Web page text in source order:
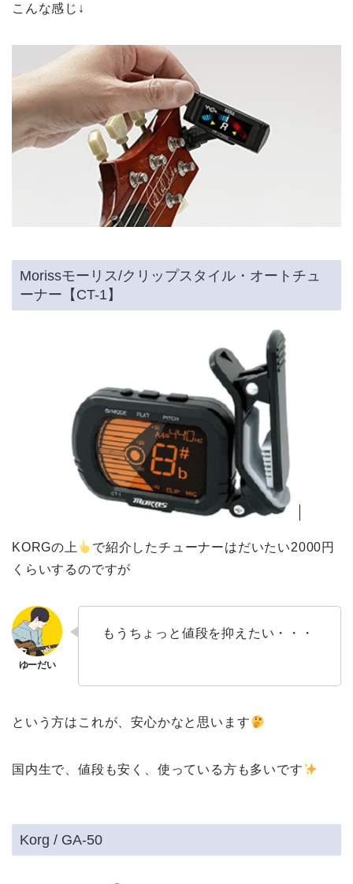
こんな感じ↓
Morissモーリス/クリップスタイル・オートチュ
ーナー【CT-1】
KORGの上
で紹介したチューナーはだいたい2000円
くらいするのですが
もうちょっと値段を抑えたい・・・
という方はこれが、安心かなと思います
国内生で、値段も安く、使っている方も多いです
Korg / GA-50